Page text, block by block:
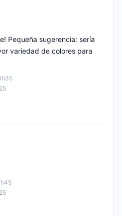
Pequeña sugerencia: sería
variedad de colores para